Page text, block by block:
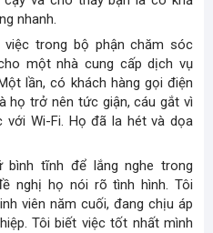
nhanh.
việc trong bộ phận chăm sóc
một nhà cung cấp dịch vụ
lần, có khách hàng gọi điện
họ trở nên tức giận, cáu gắt vì
Wi-Fi. Họ đã la hét và dọa
tĩnh để lắng nghe trong
nghị họ nói rõ tình hình. Tôi
viên năm cuối, đang chịu áp
Tôi biết việc tốt nhất mình